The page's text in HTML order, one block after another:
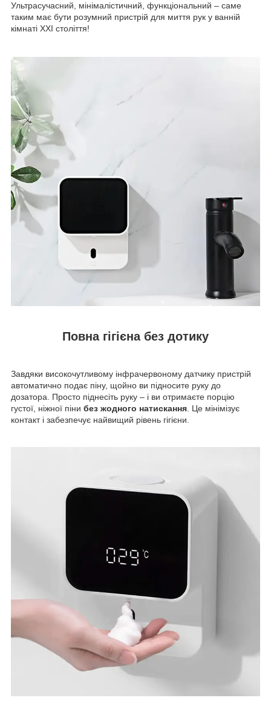
Ультрасучасний, мінімалістичний, функціональний – саме
таким має бути розумний пристрій для миття рук у ванній
кімнаті XXI століття!
Повна гігієна без дотику
Завдяки високочутливому інфрачервоному датчику пристрій
автоматично подає піну, щойно ви підносите руку до
дозатора. Просто піднесіть руку – і ви отримаєте порцію
густої, ніжної піни без жодного натискання. Це мінімізує
контакт і забезпечує найвищий рівень гігієни.